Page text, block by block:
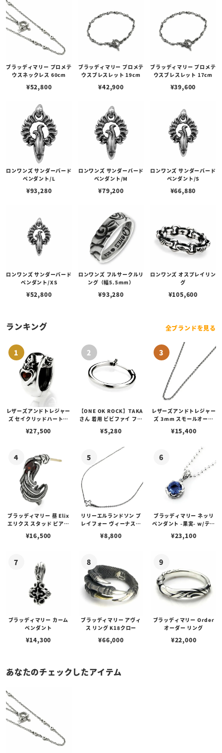
ブラッディマリー プロメテ
ウスネックレス 60cm
¥52,800
ブラッディマリー プロメテ
ウスブレスレット 19cm
¥42,900
ブラッディマリー プロメテ
ウスブレスレット 17cm
¥39,600
ロンワンズ サンダーバード
ペンダント/L
¥93,280
ロンワンズ サンダーバード
ペンダント/M
¥79,200
ロンワンズ サンダーバード
ペンダント/S
¥66,880
ロンワンズ サンダーバード
ペンダント/XS
¥52,800
ロンワンズ フルサークルリ
ング（幅5.5mm）
¥93,280
ロンワンズ オスプレイリン
グ
¥105,600
ランキング 全ブランドを見る
レザーズアンドトレジャー
ズ セイクリッドハートピ
¥27,500
【ONE OK ROCK】TAKA
さん 着用 ビビファイ フー
¥5,280
レザーズアンドトレジャー
ズ 3mm スモールオーバ
ブスタークラスプ＆LTロ
¥15,400
ブラッディマリー 昼 Elix
エリクス スタッド ピアス
¥16,500
リリーエルランドソン プ
レイフォー ヴィーナスチ
¥8,800
ブラッディマリー ネッリ
ペンダント -果実- w/ティ
¥23,100
ブラッディマリー カーム
ペンダント
¥14,300
ブラッディマリー アヴィ
ス リング K18クロー
¥66,000
ブラッディマリー Order
オーダー リング
¥22,000
あなたのチェックしたアイテム